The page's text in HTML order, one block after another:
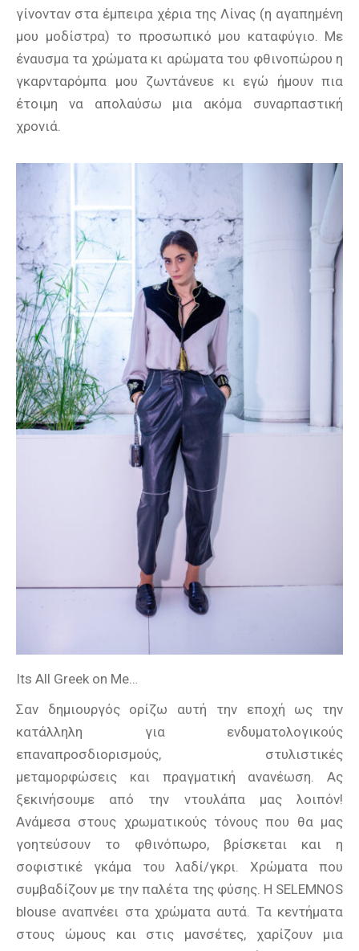
γίνονταν στα έμπειρα χέρια της Λίνας (η αγαπημένη
μου μοδίστρα) το προσωπικό μου καταφύγιο. Με
έναυσμα τα χρώματα κι αρώματα του φθινοπώρου η
γκαρνταρόμπα μου ζωντάνευε κι εγώ ήμουν πια
έτοιμη να απολαύσω μια ακόμα συναρπαστική
χρονιά.
Its All Greek on Me…
Σαν δημιουργός ορίζω αυτή την εποχή ως την
κατάλληλη για ενδυματολογικούς
επαναπροσδιορισμούς, στυλιστικές
μεταμορφώσεις και πραγματική ανανέωση. Ας
ξεκινήσουμε από την ντουλάπα μας λοιπόν!
Ανάμεσα στους χρωματικούς τόνους που θα μας
γοητεύσουν το φθινόπωρο, βρίσκεται και η
σοφιστικέ γκάμα του λαδί/γκρι. Χρώματα που
συμβαδίζουν με την παλέτα της φύσης. Η SELEMNOS
blouse αναπνέει στα χρώματα αυτά. Τα κεντήματα
στους ώμους και στις μανσέτες, χαρίζουν μια